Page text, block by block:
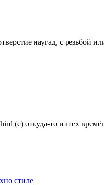
наугад, с резьбой
(c) откуда-то из тех
стиле